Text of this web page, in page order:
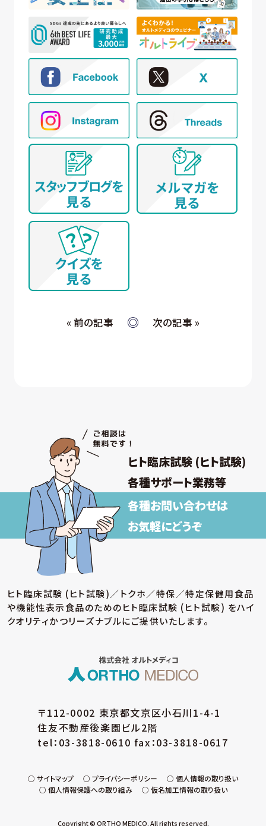
① WEBサイトの運営管理 (メールマガジン配
信、対象者の抽出を含む)
② 新規モニター試験の参加者募集および管理
③ モニター試験参加者への条件確認、連絡
④ モニター試験参加者への謝礼の支払い
⑤ モニター様からのお問い合わせ・ご要望への
対応
⑥ アンケートによる調査
⑦ 統計的な集計・分析、新規サービスの検討や
提案（データを公表する際は個人が特定でき
ないように配慮いたします）
(イ) 弊社とお取引き又は提携する企業、施設、団体
等 に所属する方から、WEBサイト、名刺交換
(WEB上を含む)、開催イベント、その他当社所定
の手続きを通じて取得する個人情報について
① WEBサイトの運営管理 (メールマガジン配
信、対象者の抽出を含む)
② 各種お問合せ・ご要望への対応
③ 商談・打ち合わせ・契約の履行
④ 当社が委託された業務の遂行
(ウ) 従業員・役員 (過去に従業員・役員であった者を
与支払その他の労務管理
③ 福利厚生、教育研修、安全衛生管理
取得した個人情報について上記以外の目的外
利用を行わず、またそのための措置を講じます。
【保有個人データの安全管理のために講じた
措置】
当社では個人情報保護法に基づき、保有個人データ
の安全管理のために、以下の措置を講じています。
(ア) 個人情報保護方針の策定
係法令等の遵守」、「個人情報の取得・利用・提
供」、「個人情報の取得元」、「質問および苦情相
談の窓口」等についての個人情報保護方針を策
取得・入力、利用・加工、保管・保存、移送・送信、
消去・廃棄等の段階ごとに、取扱方法、管理者・
取扱規程を策定しています。また、個人データの
安全管理、取扱状況の点検及び監査、外部委託
に係る規程を整備しています。
(ウ) 組織的安全管理措置
設置するとともに、個人データを取り扱う従業
員・役員および当該従業員・役員が取り扱う個
« 前の記事 次の記事 »
ヒト臨床試験 (ヒト試験)
各種サポート業務等
各種お問い合わせは
お気軽にどうぞ
ヒト臨床試験 (ヒト試験)／トクホ／特保／特定保健用食品
や機能性表示食品のためのヒト臨床試験 (ヒト試験) をハイ
クオリティかつリーズナブルにご提供いたします。
〒112-0002 東京都文京区小石川1-4-1
住友不動産後楽園ビル2階
tel：03-3818-0610 fax：03-3818-0617
サイトマップ プライバシーポリシー
個人情報の取り扱い
個人情報保護への取り組み
仮名加工情報の取り扱い
Copyright © ORTHO MEDICO. All rights reserved.